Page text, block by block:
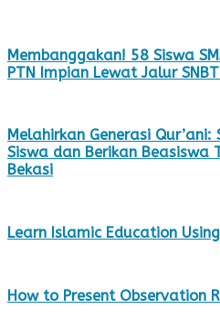
Membanggakan! 58 Siswa
PTN Impian Lewat Jalur
Melahirkan Generasi Qur’ani:
Siswa dan Berikan Beasiswa
Bekasi
Learn Islamic Education
How to Present Observation